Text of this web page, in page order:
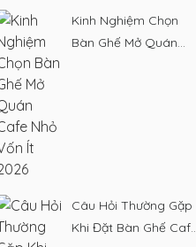
Kinh Nghiệm Chọn
Bàn Ghế Mở Quán
Câu Hỏi Thường Gặp
Khi Đặt Bàn Ghế Cafe